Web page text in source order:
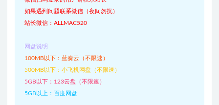
如果遇到问题联系微信（夜间勿扰）
站长微信：ALLMAC520
网盘说明
100MB以下：蓝奏云（不限速）
500MB以下：小飞机网盘（不限速）
5GB以下：123云盘（不限速）
5GB以上：百度网盘